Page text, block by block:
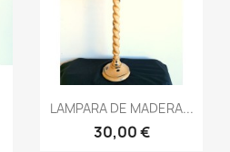
Vista rápida
LAMPARA DE MADERA...
30,00 €